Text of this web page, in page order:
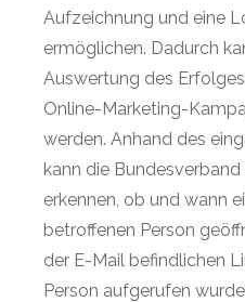
Aufzeichnung und eine
ermöglichen. Dadurch
Auswertung des
Online-Marketing-
werden. Anhand des
kann die
erkennen, ob und wann
betroffenen Person
der E-Mail befindlichen
Person aufgerufen